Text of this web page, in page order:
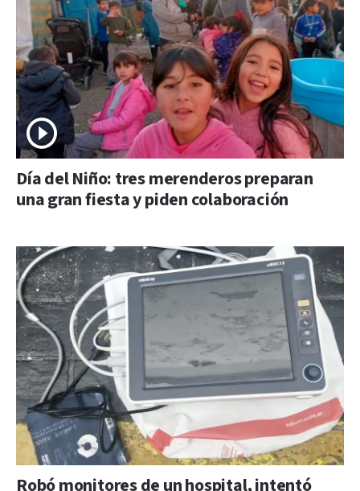
Día del Niño: tres merenderos preparan
una gran fiesta y piden colaboración
Robó monitores de un hospital, intentó